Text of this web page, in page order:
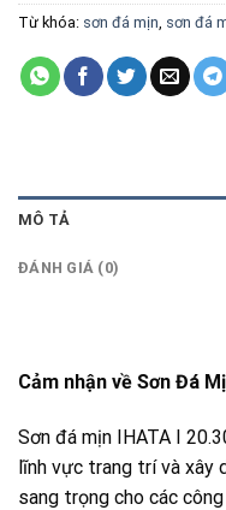
Từ khóa: sơn đá mịn, sơn đá
MÔ TẢ
ĐÁNH GIÁ (0)
Cảm nhận về Sơn Đá
Sơn đá mịn IHATA I
lĩnh vực trang trí và xây
sang trọng cho các